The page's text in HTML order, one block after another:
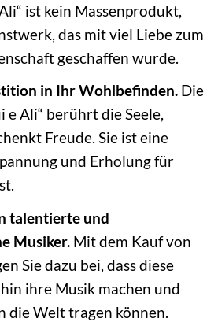
ist kein Massenprodukt,
das mit viel Liebe zum
geschaffen wurde.
in Ihr Wohlbefinden.Die
e Ali“ berührt die Seele,
Freude. Sie ist eine
und Erholung für
talentierte und
Musiker.Mit dem Kauf von
Sie dazu bei, dass diese
ihre Musik machen und
die Welt tragen können.